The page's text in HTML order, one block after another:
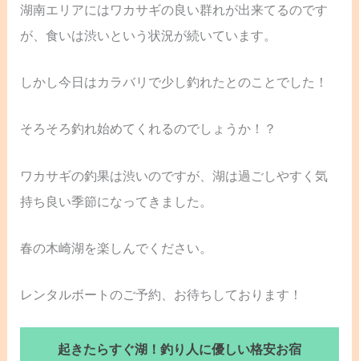
湖南エリアにはワカサギの良い群れが出来てるのです
が、食いは渋いという状況が続いています。
しかし今日はカラバリで少し釣れたとのことでした！
そろそろ釣れ始めてくれるのでしょうか！？
ワカサギの釣果は渋いのですが、湖は過ごしやすく気
持ち良い季節になってきました。
春の木崎湖を楽しんでください。
レンタルボートのご予約、お待ちしております！
起きたらすぐ湖！釣り人に優しい格安お宿